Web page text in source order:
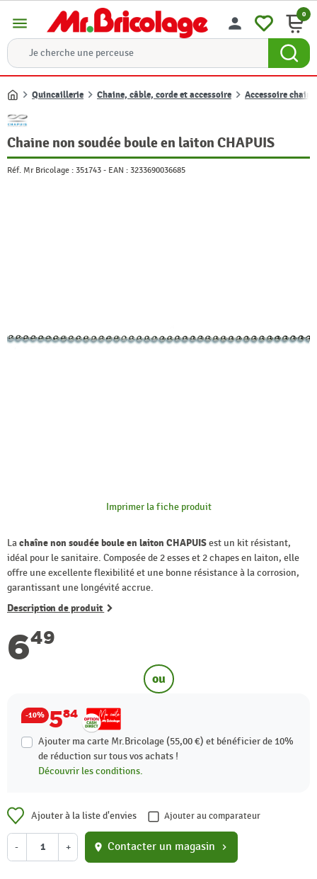
menu person 0
Accueil
Quincaillerie Chaine, câble, corde et accessoire Accessoire
Chaine non soudée boule en laiton CHAPUIS
Réf. Mr Bricolage : 351743 - EAN : 3233690036685
Imprimer la fiche produit
Lachaîne non soudée boule en laiton CHAPUISest un kit résistant,
idéal pour le sanitaire. Composée de 2 esses et 2 chapes en laiton, elle
offre une excellente flexibilité et une bonne résistance à la corrosion,
garantissant une longévité accrue.
Description de produit
649
ou
-10% 584
Ajouter ma carte Mr.Bricolage (55,00 €) et bénéficier de 10%
de réduction sur tous vos achats !
Découvrir les conditions.
Ajouter à la liste d'envies Ajouter au comparateur
- + location_on Contacter un magasin chevron_right